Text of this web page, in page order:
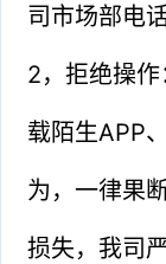
司市场部电
2，拒绝操
载陌生APP
为，一律果
损失，我司